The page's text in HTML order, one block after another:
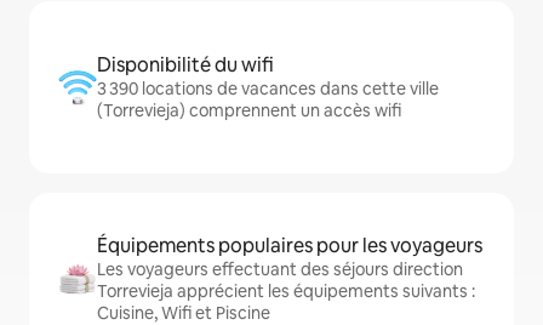
Disponibilité du wifi
3 390 locations de vacances dans cette ville
(Torrevieja) comprennent un accès wifi
Équipements populaires pour les voyageurs
Les voyageurs effectuant des séjours direction
Torrevieja apprécient les équipements suivants :
Cuisine, Wifi et Piscine